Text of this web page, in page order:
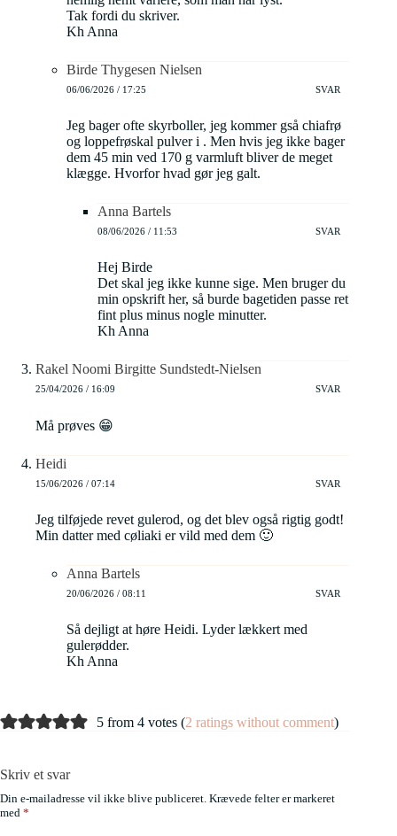
Tak fordi du skriver.
Kh Anna
Birde Thygesen Nielsen
06/06/2026 / 17:25 SVAR
Jeg bager ofte skyrboller, jeg kommer gså chiafrø
og loppefrøskal pulver i . Men hvis jeg ikke bager
dem 45 min ved 170 g varmluft bliver de meget
klægge. Hvorfor hvad gør jeg galt.
Anna Bartels
08/06/2026 / 11:53 SVAR
Hej Birde
Det skal jeg ikke kunne sige. Men bruger du
min opskrift her, så burde bagetiden passe ret
fint plus minus nogle minutter.
Kh Anna
Rakel Noomi Birgitte Sundstedt-Nielsen
25/04/2026 / 16:09 SVAR
Må prøves 😁
Heidi
15/06/2026 / 07:14 SVAR
Jeg tilføjede revet gulerod, og det blev også rigtig godt!
Min datter med cøliaki er vild med dem 🙂
Anna Bartels
20/06/2026 / 08:11 SVAR
Så dejligt at høre Heidi. Lyder lækkert med
gulerødder.
Kh Anna
5 from 4 votes (2 ratings without comment)
Skriv et svar
Din e-mailadresse vil ikke blive publiceret. Krævede felter er markeret
med *